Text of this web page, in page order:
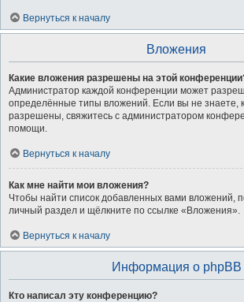
Вернуться к началу
Вложения
Какие вложения разрешены на этой
Администратор каждой конференции может
определённые типы вложений. Если вы не знаете,
разрешены, свяжитесь с администратором
помощи.
Вернуться к началу
Как мне найти мои вложения?
Чтобы найти список добавленных вами вложений,
личный раздел и щёлкните по ссылке «Вложения».
Вернуться к началу
Информация о phpBB
Кто написал эту конференцию?